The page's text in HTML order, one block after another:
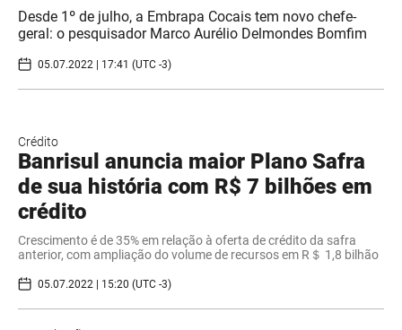
Desde 1º de julho, a Embrapa Cocais tem novo chefe-
geral: o pesquisador Marco Aurélio Delmondes Bomfim
05.07.2022 | 17:41 (UTC -3)
Crédito
Banrisul anuncia maior Plano Safra
de sua história com R$ 7 bilhões em
crédito
Crescimento é de 35% em relação à oferta de crédito da safra
anterior, com ampliação do volume de recursos em R＄ 1,8 bilhão
05.07.2022 | 15:20 (UTC -3)